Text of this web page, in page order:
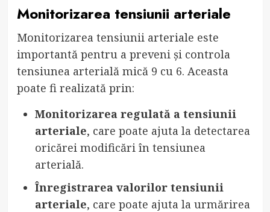
Monitorizarea tensiunii arteriale
Monitorizarea tensiunii arteriale este
importantă pentru a preveni și controla
tensiunea arterială mică 9 cu 6. Aceasta
poate fi realizată prin:
Monitorizarea regulată a tensiunii
arteriale, care poate ajuta la detectarea
oricărei modificări în tensiunea
arterială.
Înregistrarea valorilor tensiunii
arteriale, care poate ajuta la urmărirea